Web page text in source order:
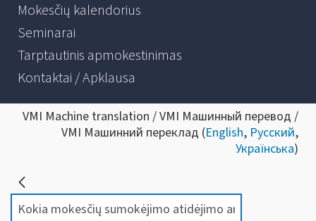
Mokesčių kalendorius
Seminarai
Tarptautinis apmokestinimas
Kontaktai / Apklausa
VMI Machine translation / VMI Машинный перевод /
VMI Машинний переклад (English, Русский,
Українська)